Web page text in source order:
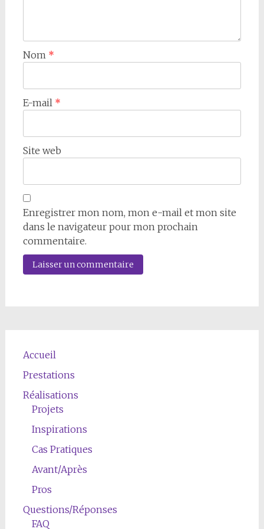
Nom *
E-mail *
Site web
Enregistrer mon nom, mon e-mail et mon site
dans le navigateur pour mon prochain
commentaire.
Accueil
Prestations
Réalisations
Projets
Inspirations
Cas Pratiques
Avant/Après
Pros
Questions/Réponses
FAQ